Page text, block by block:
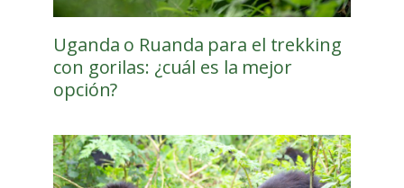
Uganda o Ruanda para el trekking
con gorilas: ¿cuál es la mejor
opción?